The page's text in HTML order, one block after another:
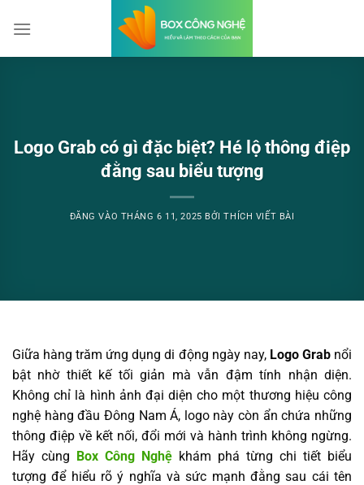
qua
Logo Grab có gì đặc biệt? Hé lộ thông điệp
đằng sau biểu tượng
ĐĂNG VÀO THÁNG 6 11, 2025 BỞITHÍCH VIẾT BÀI
Giữa hàng trăm ứng dụng di động ngày nay, Logo Grabnổi
bật nhờ thiết kế tối giản mà vẫn đậm tính nhận diện.
Không chỉ là hình ảnh đại diện cho một thương hiệu công
nghệ hàng đầu Đông Nam Á, logo này còn ẩn chứa những
thông điệp về kết nối, đổi mới và hành trình không ngừng.
Hãy cùng Box Công Nghệ khám phá từng chi tiết biểu
tượng để hiểu rõ ý nghĩa và sức mạnh đằng sau cái tên